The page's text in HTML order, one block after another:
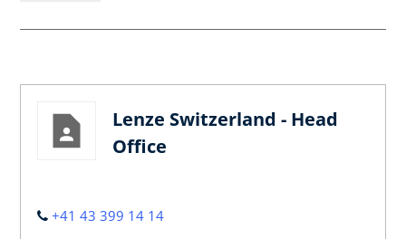
Lenze Switzerland - Head
Office
+41 43 399 14 14